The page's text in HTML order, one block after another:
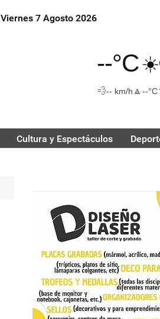
Viernes 7 Agosto 2026
--°C☀️
💨-- km/h 🔼 --°C
Cultura y Espectáculos